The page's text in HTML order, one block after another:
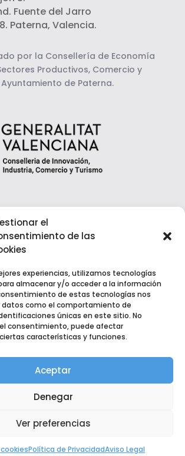
el
de las
experiencias, utilizamos tecnologías
almacenar y/o acceder a la información
de estas tecnologías nos
datos como el comportamiento de
únicas en este sitio. No
consentimiento, puede afectar
características y funciones.
Aceptar
Denegar
Ver preferencias
Política de PrivacidadAviso Legal
Fuente del Jarro
Paterna, Valencia.
por la Consellería de Economía
Productivos, Comercio y
de Paterna.
Fuente del Jarro | Desarrollado por
Política de Privacidad|Política de Cookies